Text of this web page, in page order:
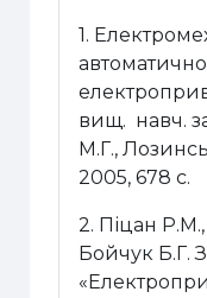
1.
вищ. навч.
М.Г.,
2005, 678 с.
2. Піцан
Бойчук Б.Г.